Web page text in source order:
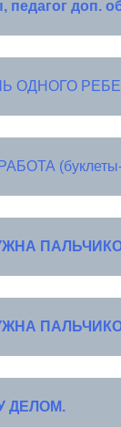
педагог доп.
ОДНОГО
(буклеты-
ДЕЛОМ.